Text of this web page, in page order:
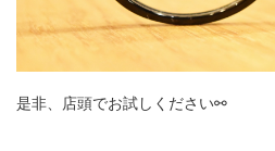
是非、店頭でお試しください⚯